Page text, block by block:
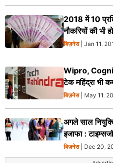
2018 में 10
नौकरियों की भी
बिज़नेस| Jan 11,
Wipro,
टेक महिंद्रा भी
बिज़नेस| May 11,
अगले साल
इजाफा :
बिज़नेस| Dec 20,